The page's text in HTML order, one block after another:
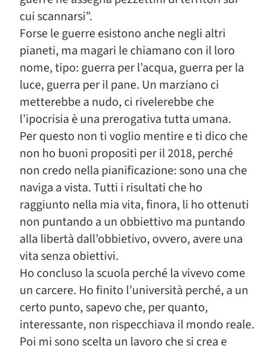
cui scannarsi”.
Forse le guerre esistono anche negli altri
pianeti, ma magari le chiamano con il loro
nome, tipo: guerra per l’acqua, guerra per la
luce, guerra per il pane. Un marziano ci
metterebbe a nudo, ci rivelerebbe che
l’ipocrisia è una prerogativa tutta umana.
Per questo non ti voglio mentire e ti dico che
non ho buoni propositi per il 2018, perché
non credo nella pianificazione: sono una che
naviga a vista. Tutti i risultati che ho
raggiunto nella mia vita, finora, li ho ottenuti
non puntando a un obbiettivo ma puntando
alla libertà dall’obbietivo, ovvero, avere una
vita senza obiettivi.
Ho concluso la scuola perché la vivevo come
un carcere. Ho finito l’università perché, a un
certo punto, sapevo che, per quanto,
interessante, non rispecchiava il mondo reale.
Poi mi sono scelta un lavoro che si crea e